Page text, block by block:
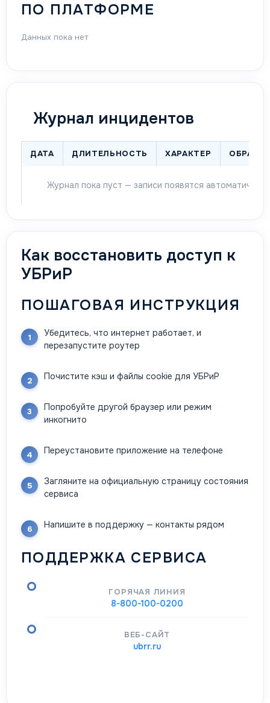
ПО ПЛАТФОРМЕ
Данных пока нет
Журнал инцидентов
ДАТА ДЛИТЕЛЬНОСТЬ ХАРАКТЕР
Журнал пока пуст — записи появятся автоматически
Как восстановить доступ к
УБРиР
ПОШАГОВАЯ ИНСТРУКЦИЯ
Убедитесь, что интернет работает, и
перезапустите роутер
Почистите кэш и файлы cookie для УБРиР
Попробуйте другой браузер или режим
инкогнито
Переустановите приложение на телефоне
Загляните на официальную страницу состояния
сервиса
Напишите в поддержку — контакты рядом
ПОДДЕРЖКА СЕРВИСА
ГОРЯЧАЯ ЛИНИЯ
8-800-100-0200
ВЕБ-САЙТ
ubrr.ru